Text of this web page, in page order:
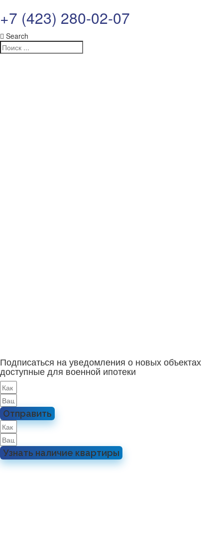
+7 (423) 280-02-07
Search
Подписаться на уведомления о новых объектах
доступные для военной ипотеки
Отправить
Узнать наличие квартиры